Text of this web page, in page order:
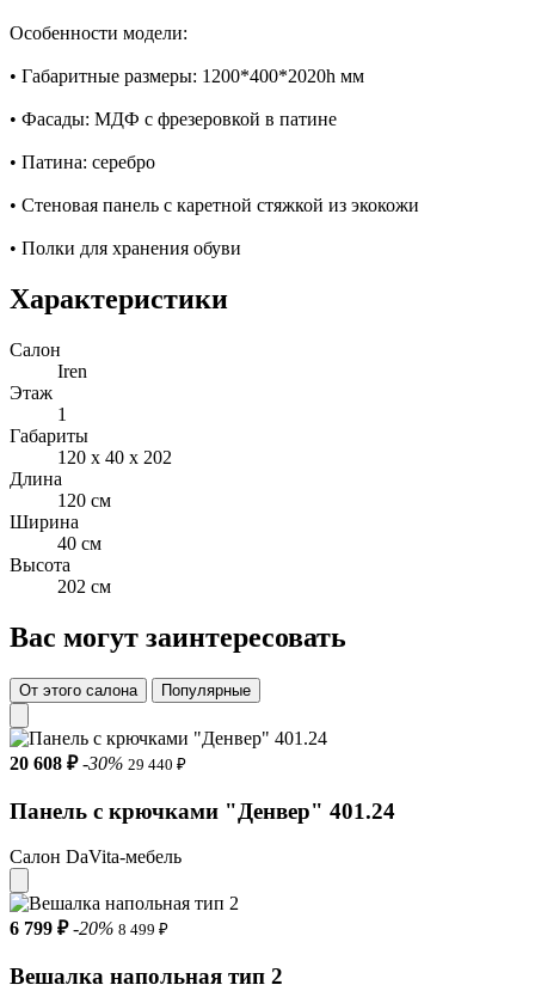
Особенности модели:
• Габаритные размеры: 1200*400*2020h мм
• Фасады: МДФ с фрезеровкой в патине
• Патина: серебро
• Стеновая панель с каретной стяжкой из экокожи
• Полки для хранения обуви
Характеристики
Салон
Iren
Этаж
1
Габариты
120 x 40 x 202
Длина
120 см
Ширина
40 см
Высота
202 см
Вас могут заинтересовать
От этого салона Популярные
20 608 ₽ -30% 29 440 ₽
Панель с крючками "Денвер" 401.24
Салон DaVita-мебель
6 799 ₽ -20% 8 499 ₽
Вешалка напольная тип 2